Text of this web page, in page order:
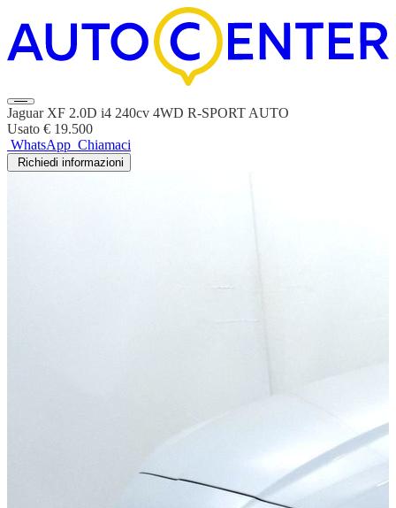
Jaguar XF 2.0D i4 240cv 4WD R-SPORT AUTO
Usato € 19.500
WhatsApp Chiamaci
Richiedi informazioni